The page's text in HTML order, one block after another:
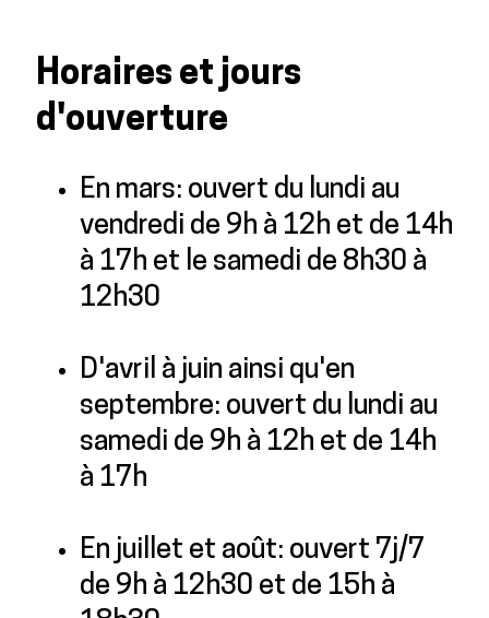
Horaires et jours
d'ouverture
En mars: ouvert du lundi au
vendredi de 9h à 12h et de 14h
à 17h et le samedi de 8h30 à
12h30
D'avril à juin ainsi qu'en
septembre: ouvert du lundi au
samedi de 9h à 12h et de 14h
à 17h
En juillet et août: ouvert 7j/7
de 9h à 12h30 et de 15h à